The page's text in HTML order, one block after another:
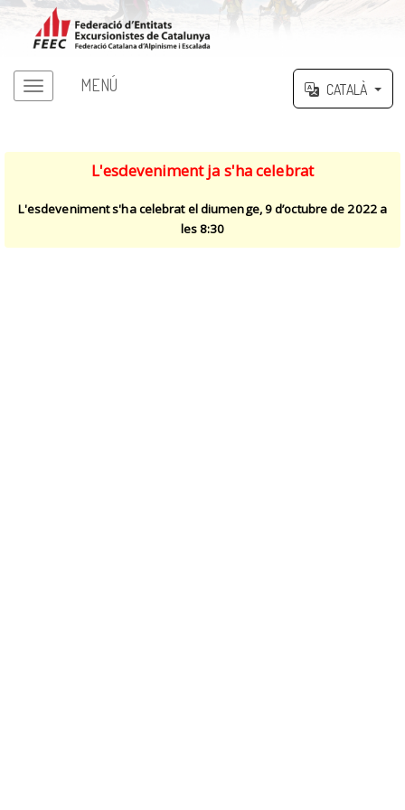
MENÚ CATALÀ
L'esdeveniment ja s'ha celebrat
L'esdeveniment s'ha celebrat el diumenge, 9 d’octubre de 2022 a
les 8:30